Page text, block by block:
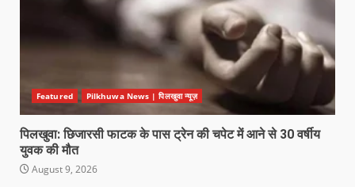
Featured Pilkhuwa News | पिलखुवा न्यूज़
पिलखुवा: छिजारसी फाटक के पास ट्रेन की चपेट में आने से 30 वर्षीय
युवक की मौत
August 9, 2026